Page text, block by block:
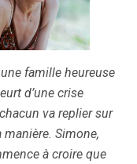
famille heureuse
d’une crise
va replier sur
Simone,
à croire que